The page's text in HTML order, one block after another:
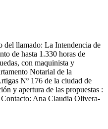
llamado: La Intendencia de
de hasta 1.330 horas de
con maquinista y
Notarial de la
Nº 176 de la ciudad de
y apertura de las propuestas :
Ana Claudia Olivera-